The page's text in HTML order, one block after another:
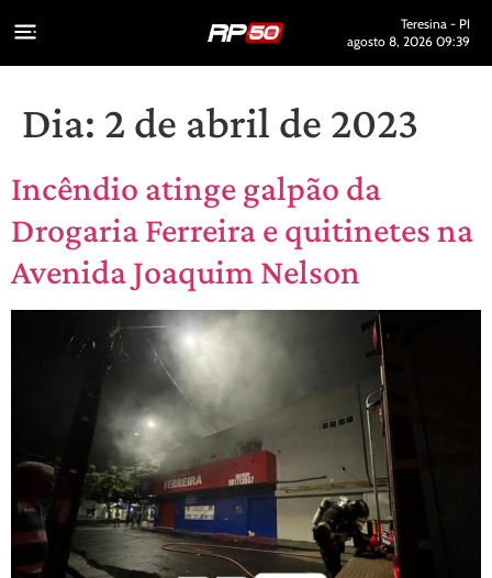
Teresina - PI
agosto 8, 2026 09:39
Dia: 2 de abril de 2023
Incêndio atinge galpão da
Drogaria Ferreira e quitinetes na
Avenida Joaquim Nelson